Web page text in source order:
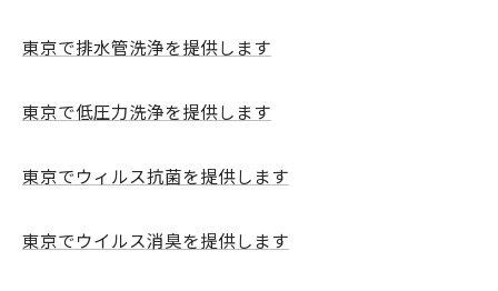
東京で排水管洗浄を提供します
東京で低圧力洗浄を提供します
東京でウィルス抗菌を提供します
東京でウイルス消臭を提供します